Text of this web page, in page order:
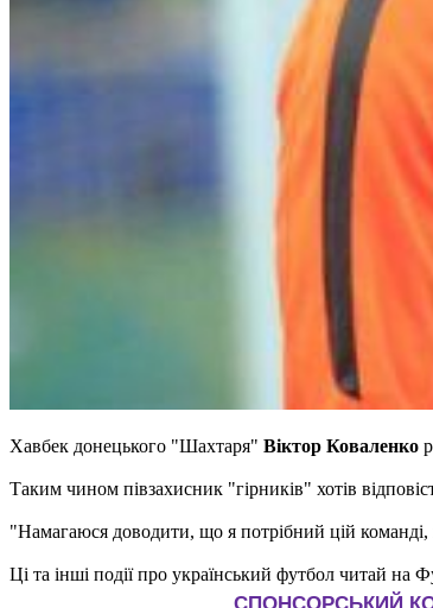
Хавбек донецького "Шахтаря" Віктор Коваленко
Таким чином півзахисник "гірників" хотів
"Намагаюся доводити, що я потрібний цій команді,
Ці та інші події про український футбол читай на